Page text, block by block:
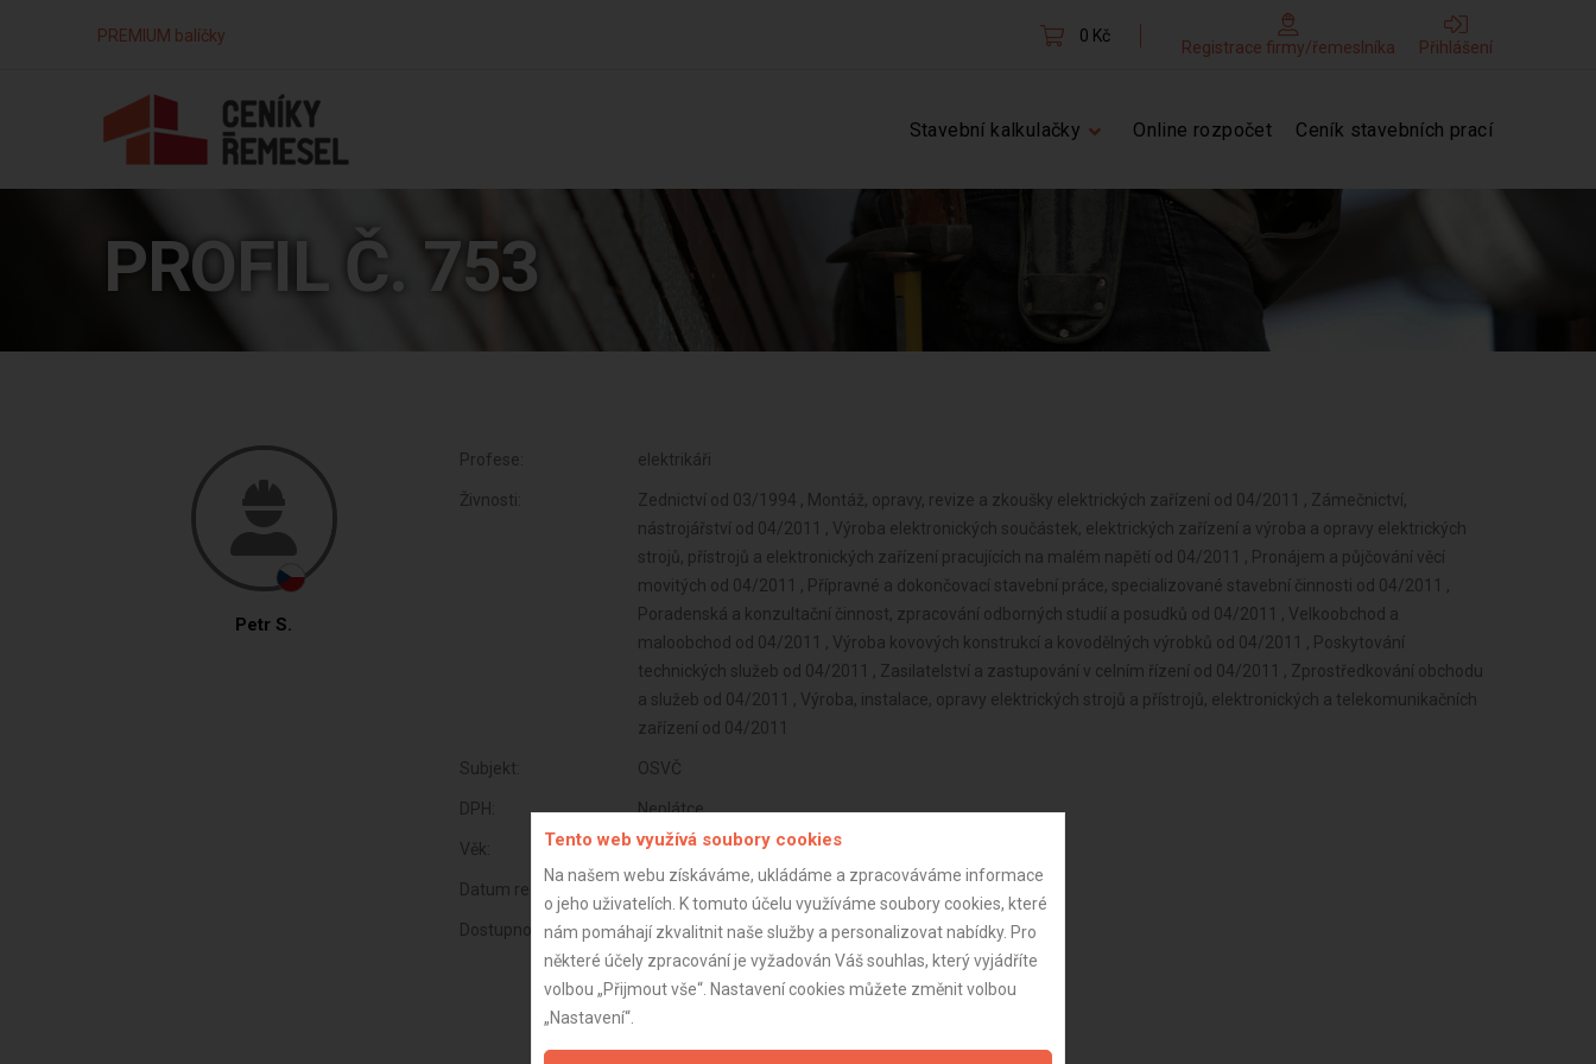
PREMIUM balíčky 0 Kč
Registrace firmy/řemeslníka Přihlášení
Stavební kalkulačky Online rozpočet Ceník stavebních prací
PROFIL Č. 753
Petr S.
Profese: elektrikáři
Živnosti:
Zednictví od 03/1994 , Montáž, opravy, revize a zkoušky elektrických zařízení od 04/2011 , Zámečnictví,
nástrojářství od 04/2011 , Výroba elektronických součástek, elektrických zařízení a výroba a opravy elektrických
strojů, přístrojů a elektronických zařízení pracujících na malém napětí od 04/2011 , Pronájem a půjčování věcí
movitých od 04/2011 , Přípravné a dokončovací stavební práce, specializované stavební činnosti od 04/2011 ,
Poradenská a konzultační činnost, zpracování odborných studií a posudků od 04/2011 , Velkoobchod a
maloobchod od 04/2011 , Výroba kovových konstrukcí a kovodělných výrobků od 04/2011 , Poskytování
technických služeb od 04/2011 , Zasilatelství a zastupování v celním řízení od 04/2011 , Zprostředkování obchodu
a služeb od 04/2011 , Výroba, instalace, opravy elektrických strojů a přístrojů, elektronických a telekomunikačních
zařízení od 04/2011
Subjekt: OSVČ
DPH: Neplátce
Věk: 51 let
Datum registrace:
Dostupnost:
Tento web využívá soubory cookies
Na našem webu získáváme, ukládáme a zpracováváme informace
o jeho uživatelích. K tomuto účelu využíváme soubory cookies, které
nám pomáhají zkvalitnit naše služby a personalizovat nabídky. Pro
některé účely zpracování je vyžadován Váš souhlas, který vyjádříte
volbou „Přijmout vše“. Nastavení cookies můžete změnit volbou
„Nastavení“.